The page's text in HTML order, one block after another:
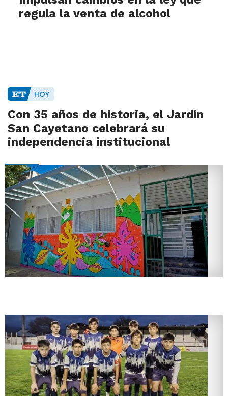
regula la venta de alcohol
HOY
Con 35 años de historia, el Jardín
San Cayetano celebrará su
independencia institucional